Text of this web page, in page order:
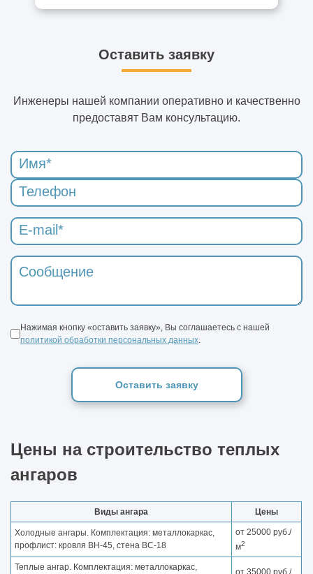
Оставить заявку
Инженеры нашей компании оперативно и качественно
предоставят Вам консультацию.
Нажимая кнопку «оставить заявку», Вы соглашаетесь с нашей
политикой обработки персональных данных.
Оставить заявку
Цены на строительство теплых
ангаров
Виды ангара Цены
Холодные ангары. Комплектация: металлокаркас,
профлист: кровля ВН-45, стена ВС-18
от 25000 руб./
м2
Теплые ангар. Комплектация: металлокаркас,